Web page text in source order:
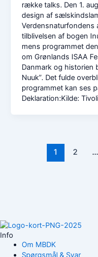
række talks. Den 1.
design af
Verdensnaturfondens
tilblivelsen af bogen
mens programmet
om Grønlands ISAA
Danmark og historien
Nuuk”. Det fulde
programmet kan ses
Deklaration:Kilde: Tivoli
1 2 …
Info
Om MBDK
Spørgsmål & Svar